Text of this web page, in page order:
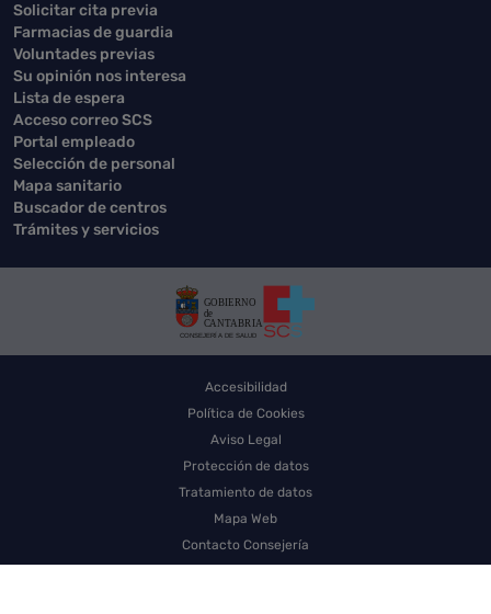
Solicitar cita previa
Farmacias de guardia
Voluntades previas
Su opinión nos interesa
Lista de espera
Acceso correo SCS
Portal empleado
Selección de personal
Mapa sanitario
Buscador de centros
Trámites y servicios
Accesibilidad
Política de Cookies
Aviso Legal
Protección de datos
Tratamiento de datos
Mapa Web
Contacto Consejería